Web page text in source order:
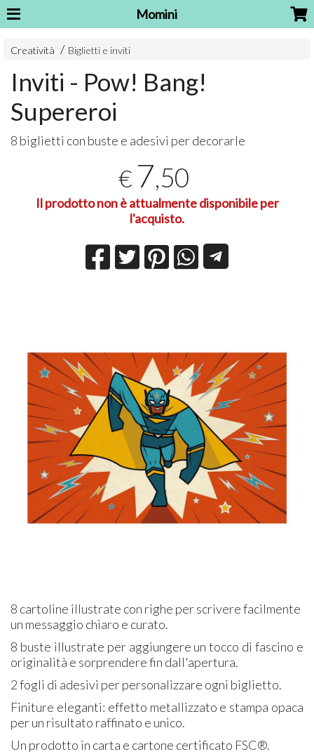
Momini
Creatività Biglietti e inviti
Inviti - Pow! Bang!
Supereroi
8 biglietti con buste e adesivi per decorarle
€ 7,50
Il prodotto non è attualmente disponibile per
l'acquisto.
8 cartoline illustrate con righe per scrivere facilmente
un messaggio chiaro e curato.
8 buste illustrate per aggiungere un tocco di fascino e
originalità e sorprendere fin dall'apertura.
2 fogli di adesivi per personalizzare ogni biglietto.
Finiture eleganti: effetto metallizzato e stampa opaca
per un risultato raffinato e unico.
Un prodotto in carta e cartone certificato FSC®.